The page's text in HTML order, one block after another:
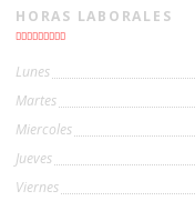
HORAS LABORALES
Lunes
Martes
Miercoles
Jueves
Viernes